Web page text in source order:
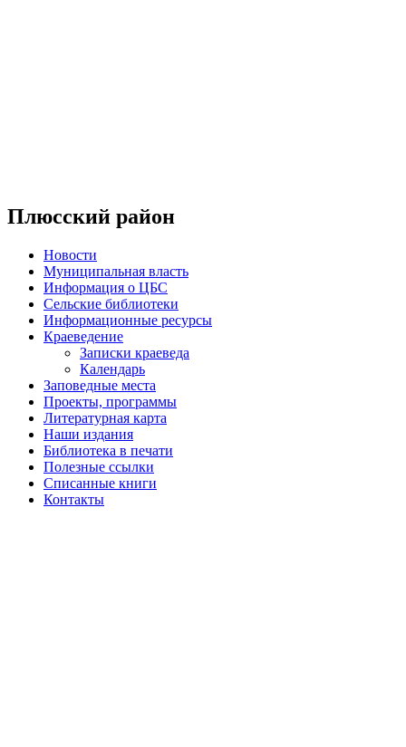
Плюсский район
Новости
Муниципальная власть
Информация о ЦБС
Сельские библиотеки
Информационные ресурсы
Краеведение
Записки краеведа
Календарь
Заповедные места
Проекты, программы
Литературная карта
Наши издания
Библиотека в печати
Полезные ссылки
Списанные книги
Контакты